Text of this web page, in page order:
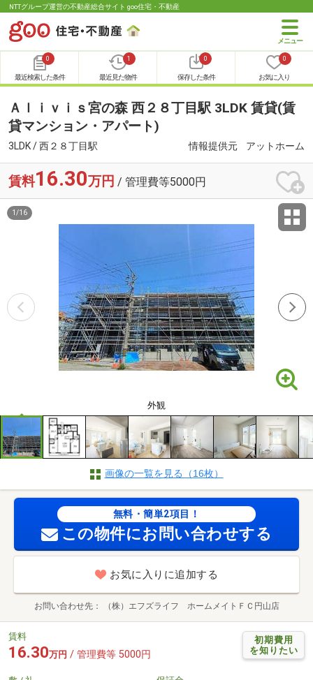
NTTグループ運営の不動産総合サイト goo住宅・不動産
0
最近検索した条件
1
最近見た物件
0
保存した条件
0
お気に入り
Ａｌｉｖｉｓ宮の森 西２８丁目駅 3LDK 賃貸(賃
貸マンション・アパート)
3LDK / 西２８丁目駅 情報提供元 アットホーム
賃料16.30万円 / 管理費等5000円
外観
1 /16
画像の一覧を見る（16枚）
無料・簡単2項目！
この物件にお問い合わせする
お気に入りに追加する
お問い合わせ先 （株）エフズライフ ホームメイトＦＣ円山店
初期費用
を知りたい
賃料
16.30万円 / 管理費等 5000円